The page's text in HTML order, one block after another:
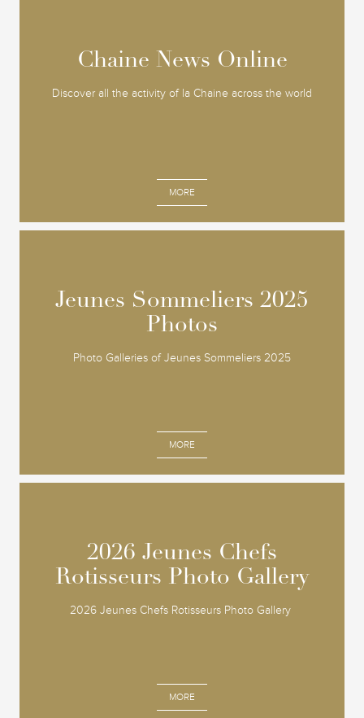
Chaine News Online
Discover all the activity of la Chaine across the world
MORE
Chaine News Online
Jeunes Sommeliers 2025
Photos
Photo Galleries of Jeunes Sommeliers 2025
MORE
Jeunes Sommeliers 2025
Photos
2026 Jeunes Chefs
Rotisseurs Photo Gallery
2026 Jeunes Chefs Rotisseurs Photo Gallery
MORE
2026 Jeunes Chefs
Rotisseurs Photo Gallery